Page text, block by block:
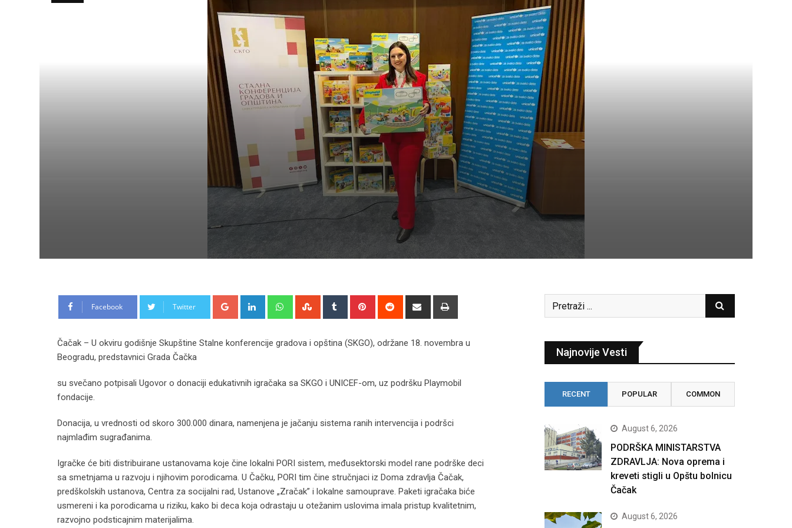
Facebook Twitter Google+ LinkedIn WhatsappStumbleUpon
Tumblr Pinterest Reddit
Share
Čačak – U okviru godišnje Skupštine Stalne konferencije gradova i opština (SKGO), održane 18. novembra u
Beogradu, predstavnici Grada Čačka
su svečano potpisali Ugovor o donaciji edukativnih igračaka sa SKGO i UNICEF-om, uz podršku Playmobil
fondacije.
Donacija, u vrednosti od skoro 300.000 dinara, namenjena je jačanju sistema ranih intervencija i podršci
najmlađim sugrađanima.
Igračke će biti distribuirane ustanovama koje čine lokalni PORI sistem, međusektorski model rane podrške deci
sa smetnjama u razvoju i njihovim porodicama. U Čačku, PORI tim čine stručnjaci iz Doma zdravlja Čačak,
predškolskih ustanova, Centra za socijalni rad, Ustanove „Zračak” i lokalne samouprave. Paketi igračaka biće
usmereni i ka porodicama u riziku, kako bi deca koja odrastaju u otežanim uslovima imala pristup kvalitetnim,
razvojno podsticajnim materijalima.
Najnovije Vesti
RECENT POPULAR COMMON
August 6, 2026
PODRŠKA MINISTARSTVA
ZDRAVLJA: Nova oprema i
kreveti stigli u Opštu bolnicu
Čačak
August 6, 2026